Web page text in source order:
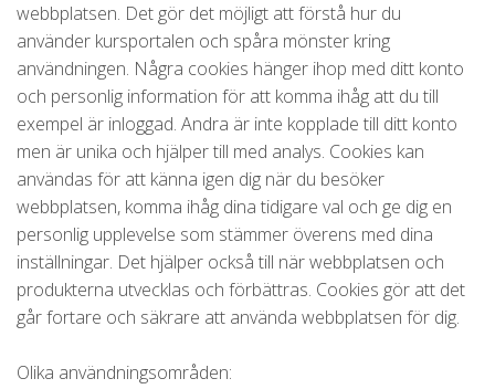
webbplatsen. Det gör det möjligt att förstå hur du
använder kursportalen och spåra mönster kring
användningen. Några cookies hänger ihop med ditt konto
och personlig information för att komma ihåg att du till
exempel är inloggad. Andra är inte kopplade till ditt konto
men är unika och hjälper till med analys. Cookies kan
användas för att känna igen dig när du besöker
webbplatsen, komma ihåg dina tidigare val och ge dig en
personlig upplevelse som stämmer överens med dina
inställningar. Det hjälper också till när webbplatsen och
produkterna utvecklas och förbättras. Cookies gör att det
går fortare och säkrare att använda webbplatsen för dig.
Olika användningsområden: